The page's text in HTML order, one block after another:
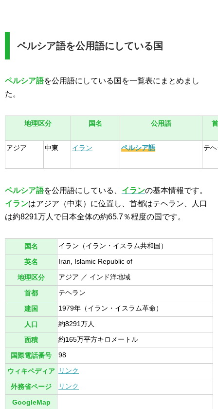
ペルシア語を公用語にしている国
ペルシア語を公用語にしている国を一覧表にまとめまし
た。
地理区分 国名 公用語
アジア 中東 イラン ペルシア語 テ
ペルシア語を公用語にしている、 イランの基本情報です。
イランはアジア（中東）に位置し、首都はテヘラン、人口
は約8291万人で日本全体の約65.7％程度の国です。
国名 イラン（イラン・イスラム共和国）
英名 Iran, Islamic Republic of
地理区分 アジア ／ インド洋地域
首都 テヘラン
建国 1979年（イラン・イスラム革命）
人口 約8291万人
面積 約165万平方キロメートル
国際電話番号 98
ウィキペディア リンク
外務省ページ リンク
GoogleMap